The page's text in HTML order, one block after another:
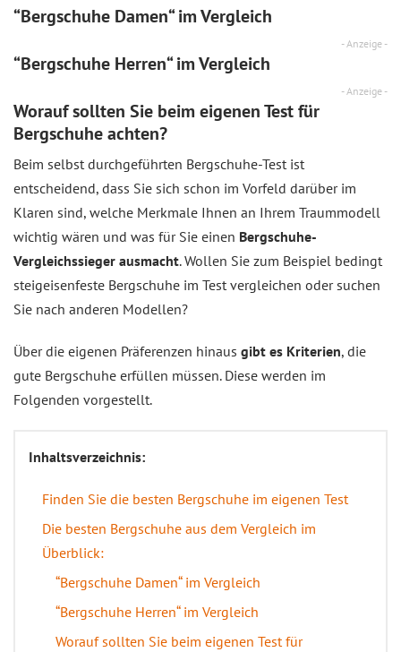
“Bergschuhe Damen“ im Vergleich
- Anzeige -
“Bergschuhe Herren“ im Vergleich
- Anzeige -
Worauf sollten Sie beim eigenen Test für
Bergschuhe achten?
Beim selbst durchgeführten Bergschuhe-Test ist
entscheidend, dass Sie sich schon im Vorfeld darüber im
Klaren sind, welche Merkmale Ihnen an Ihrem Traummodell
wichtig wären und was für Sie einen Bergschuhe-
Vergleichssieger ausmacht. Wollen Sie zum Beispiel bedingt
steigeisenfeste Bergschuhe im Test vergleichen oder suchen
Sie nach anderen Modellen?
Über die eigenen Präferenzen hinaus gibt es Kriterien, die
gute Bergschuhe erfüllen müssen. Diese werden im
Folgenden vorgestellt.
Inhaltsverzeichnis:
Finden Sie die besten Bergschuhe im eigenen Test
Die besten Bergschuhe aus dem Vergleich im
Überblick:
“Bergschuhe Damen“ im Vergleich
“Bergschuhe Herren“ im Vergleich
Worauf sollten Sie beim eigenen Test für